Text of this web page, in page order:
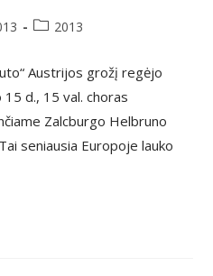
Post2013
Austrijos grožį regėjo
d., 15 val. choras
Zalcburgo Helbruno
seniausia Europoje lauko